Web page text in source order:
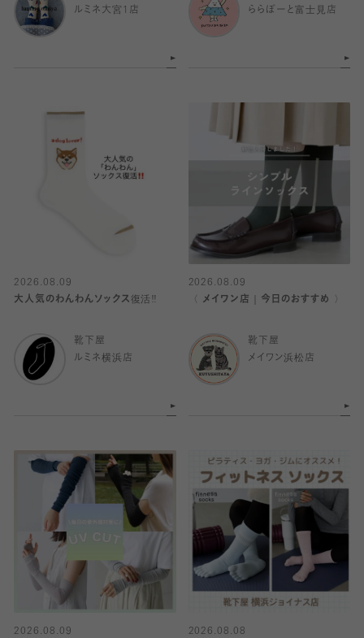
ルミネ大宮1店
ららぽーと富士見店
2026.08.09
大人気のわんわんソックス復活‼️
靴下屋
ルミネ横浜店
2026.08.09
〈 メイワン店｜今日のおすすめ 〉
靴下屋
メイワン浜松店
2026.08.09
2026.08.08